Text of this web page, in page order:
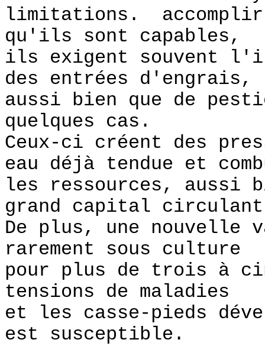
limitations. accomplir
qu'ils sont capables,
ils exigent souvent
des entrées d'engrais,
aussi bien que de
quelques cas.
Ceux-ci créent des
eau déjà tendue et
les ressources, aussi
grand capital
De plus, une nouvelle
rarement sous culture
pour plus de trois à
tensions de maladies
et les casse-pieds
est susceptible.